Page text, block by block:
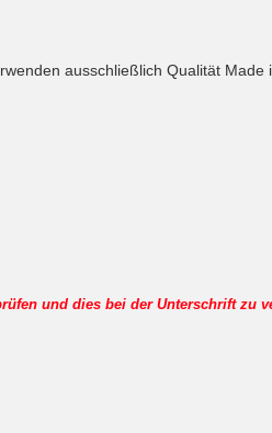
ausschließlich Qualität Made
und dies bei der Unterschrift zu